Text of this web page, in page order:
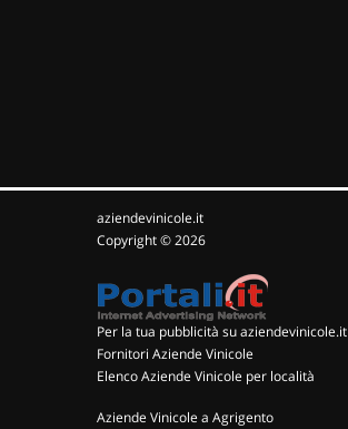
aziendevinicole.it
Copyright © 2026
Per la tua pubblicità su aziendevinicole.it
Fornitori Aziende Vinicole
Elenco Aziende Vinicole per località
Aziende Vinicole a Agrigento